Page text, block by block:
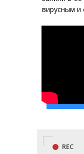
вирусным и
REC